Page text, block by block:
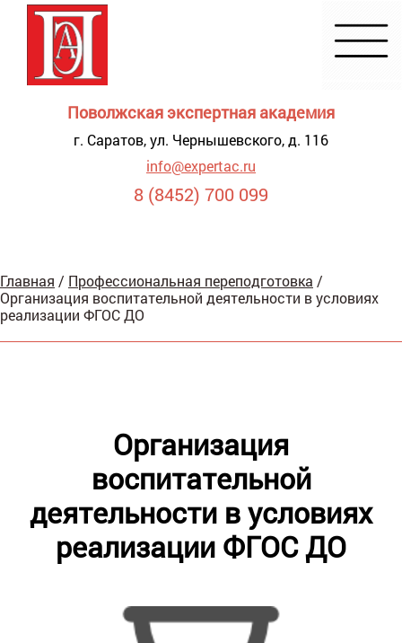
Поволжская экспертная академия
г. Саратов, ул. Чернышевского, д. 116
info@expertac.ru
8 (8452) 700 099
для
Главная / Профессиональная переподготовка /
Организация воспитательной деятельности в условиях
реализации ФГОС ДО
Организация
воспитательной
деятельности в условиях
реализации ФГОС ДО